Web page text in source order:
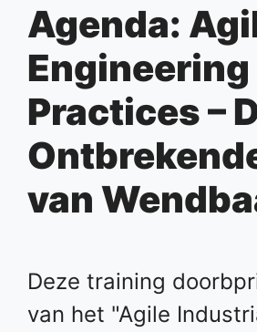
Agenda:
Engineering
Practices –
van
Deze training
van het "Agile